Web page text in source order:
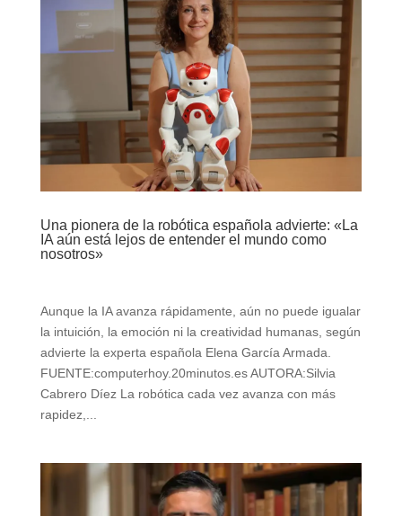
Una pionera de la robótica española advierte: «La
IA aún está lejos de entender el mundo como
nosotros»
Aunque la IA avanza rápidamente, aún no puede igualar
la intuición, la emoción ni la creatividad humanas, según
advierte la experta española Elena García Armada.
FUENTE:computerhoy.20minutos.es AUTORA:Silvia
Cabrero Díez La robótica cada vez avanza con más
rapidez,...